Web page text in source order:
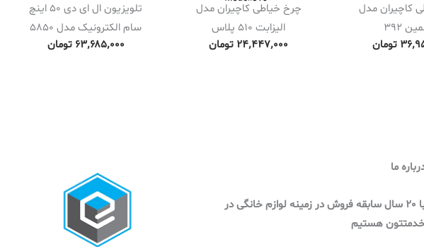
کاچیران مدل
392
تومان
چرخ خیاطی کاچیران مدل
الیزابت 510 پلاس
۲۴٬۴۴۷٬۰۰۰ تومان
تلویزیون ال ای دی 50 اینچ
سام الکترونیک مدل 5850
۶۳٬۶۸۵٬۰۰۰ تومان
ما
با 20 سال سابقه فروش در زمینه لوازم خانگی در
هستیم